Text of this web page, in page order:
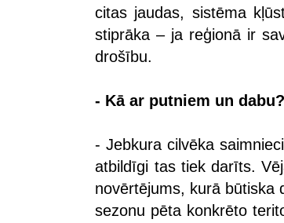
citas jaudas, sistēma
stiprāka – ja reģionā ir
drošību.
- Kā ar putniem un
- Jebkura cilvēka
atbildīgi tas tiek darīts.
novērtējums, kurā būtiska
sezonu pēta konkrēto